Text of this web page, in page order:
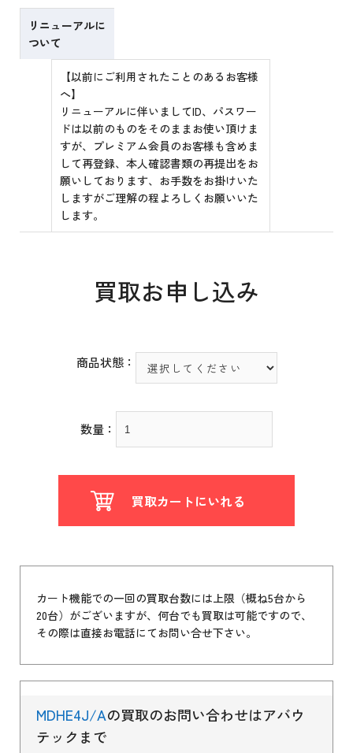
リニューアルに
ついて
【以前にご利用されたことのあるお客様
へ】
リニューアルに伴いましてID、パスワー
ドは以前のものをそのままお使い頂けま
すが、プレミアム会員のお客様も含めま
して再登録、本人確認書類の再提出をお
願いしております、お手数をお掛けいた
しますがご理解の程よろしくお願いいた
します。
買取お申し込み
商品状態：
数量：
買取カートにいれる
カート機能での一回の買取台数には上限（概ね5台から
20台）がございますが、何台でも買取は可能ですので、
その際は直接お電話にてお問い合せ下さい。
MDHE4J/Aの買取のお問い合わせはアバウ
テックまで